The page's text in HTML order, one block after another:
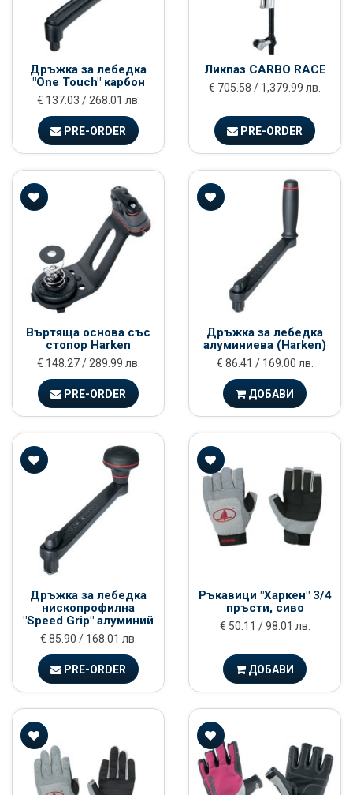
Дръжка за лебедка
"One Touch" карбон
€ 137.03 / 268.01 лв.
PRE-ORDER
Ликпаз CARBO RACE
€ 705.58 / 1,379.99 лв.
PRE-ORDER
Въртяща основа със
стопор Harken
€ 148.27 / 289.99 лв.
PRE-ORDER
Дръжка за лебедка
алуминиева (Harken)
€ 86.41 / 169.00 лв.
ДОБАВИ
Дръжка за лебедка
нископрофилна
"Speed Grip" алуминий
€ 85.90 / 168.01 лв.
PRE-ORDER
Ръкавици "Харкен" 3/4
пръсти, сиво
€ 50.11 / 98.01 лв.
ДОБАВИ